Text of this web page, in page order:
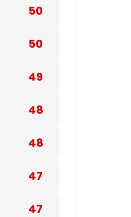
50
50
49
48
48
47
47